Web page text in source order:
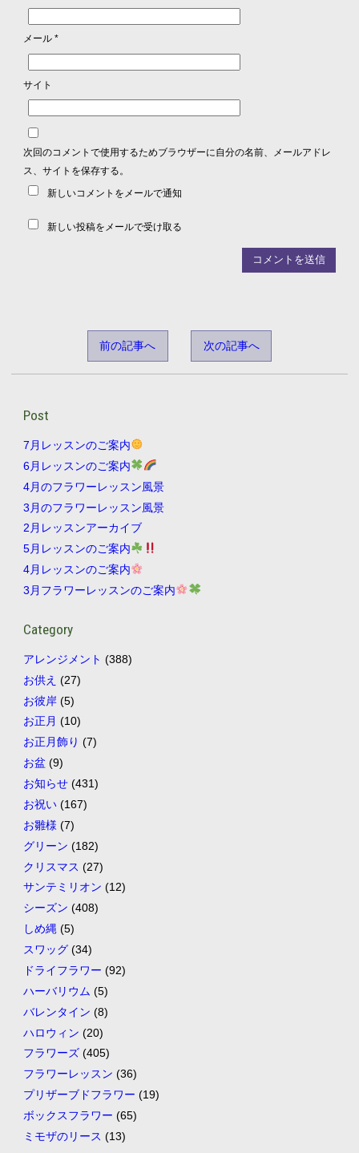
メール *
サイト
次回のコメントで使用するためブラウザーに自分の名前、メールアドレ
ス、サイトを保存する。
新しいコメントをメールで通知
新しい投稿をメールで受け取る
前の記事へ 次の記事へ
Post
7月レッスンのご案内
6月レッスンのご案内
4月のフラワーレッスン風景
3月のフラワーレッスン風景
2月レッスンアーカイブ
5月レッスンのご案内
4月レッスンのご案内
3月フラワーレッスンのご案内
Category
アレンジメント (388)
お供え (27)
お彼岸(5)
お正月 (10)
お正月飾り (7)
お盆 (9)
お知らせ(431)
お祝い(167)
お雛様 (7)
グリーン (182)
クリスマス (27)
サンテミリオン (12)
シーズン (408)
しめ縄 (5)
スワッグ(34)
ドライフラワー (92)
ハーバリウム (5)
バレンタイン (8)
ハロウィン (20)
フラワーズ(405)
フラワーレッスン (36)
プリザーブドフラワー (19)
ボックスフラワー (65)
ミモザのリース (13)